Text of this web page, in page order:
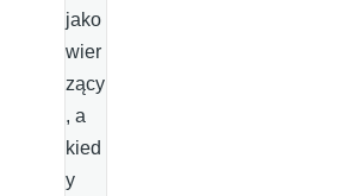
jako
wier
zący
, a
kied
y